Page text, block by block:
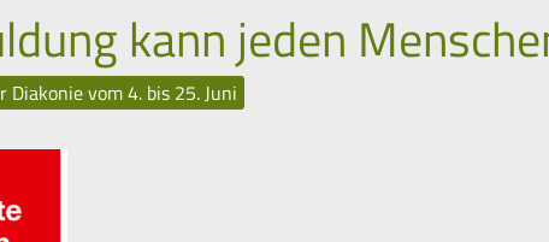
kann jeden
Diakonie vom 4. bis 25. Juni